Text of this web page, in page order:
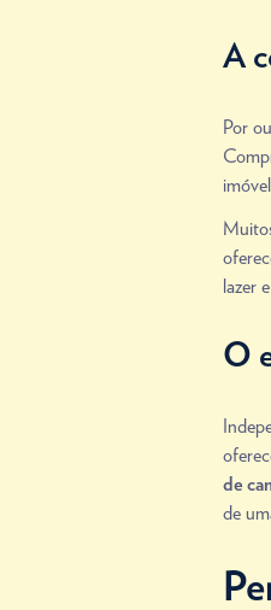
A
Por
lazer
O
de
de